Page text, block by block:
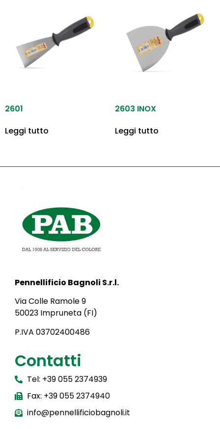
2601
Leggi tutto
2603 INOX
Leggi tutto
Pennellificio Bagnoli S.r.l.
Via Colle Ramole 9
50023 Impruneta (FI)
P.IVA 03702400486
Contatti
Tel: +39 055 2374939
Fax: +39 055 2374940
info@pennellificiobagnoli.it